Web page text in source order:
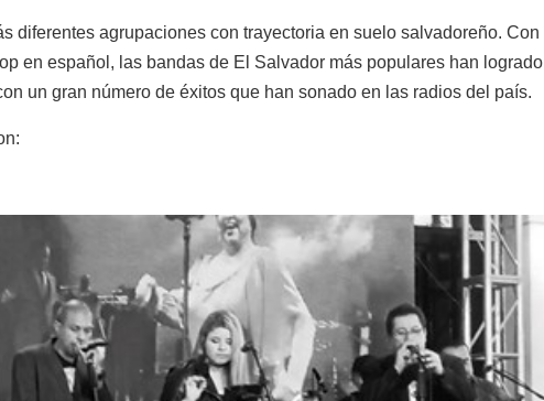
diferentes agrupaciones con trayectoria en suelo salvadoreño. Con
en español, las bandas de El Salvador más populares han logrado
un gran número de éxitos que han sonado en las radios del país.